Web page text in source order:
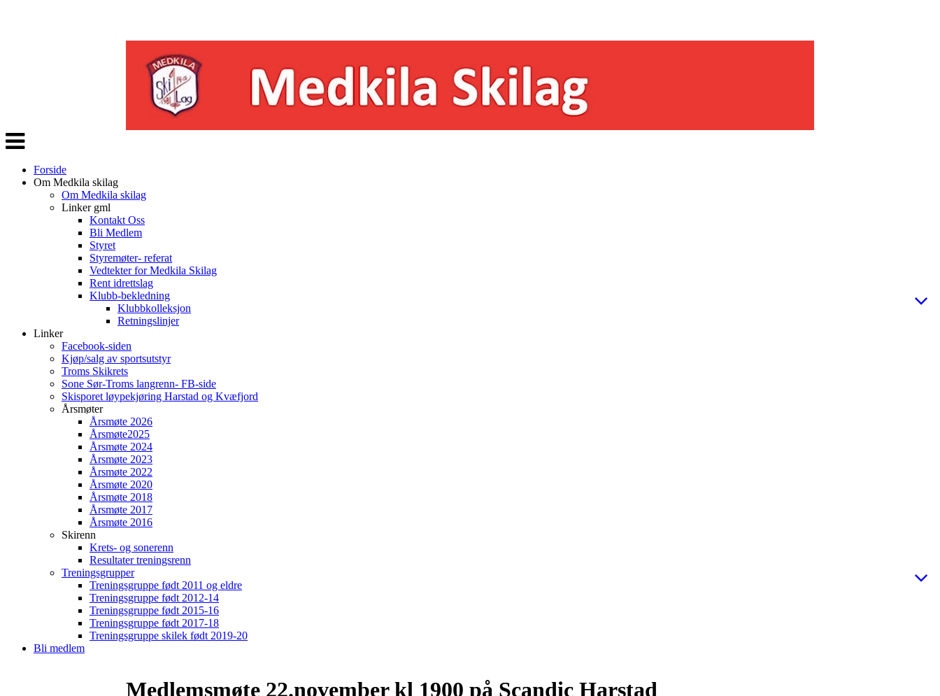
Veksle
navigasjon
Forside
Om Medkila skilag
Om Medkila skilag
Linker gml
Kontakt Oss
Bli Medlem
Styret
Styremøter- referat
Vedtekter for Medkila Skilag
Rent idrettslag
Klubb-bekledning
Klubbkolleksjon
Retningslinjer
Linker
Facebook-siden
Kjøp/salg av sportsutstyr
Troms Skikrets
Sone Sør-Troms langrenn- FB-side
Skisporet løypekjøring Harstad og Kvæfjord
Årsmøter
Årsmøte 2026
Årsmøte2025
Årsmøte 2024
Årsmøte 2023
Årsmøte 2022
Årsmøte 2020
Årsmøte 2018
Årsmøte 2017
Årsmøte 2016
Skirenn
Krets- og sonerenn
Resultater treningsrenn
Treningsgrupper
Treningsgruppe født 2011 og eldre
Treningsgruppe født 2012-14
Treningsgruppe født 2015-16
Treningsgruppe født 2017-18
Treningsgruppe skilek født 2019-20
Bli medlem
Medlemsmøte 22.november kl 1900 på Scandic Harstad